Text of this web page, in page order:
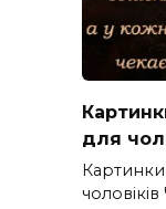
для
чоловіків​